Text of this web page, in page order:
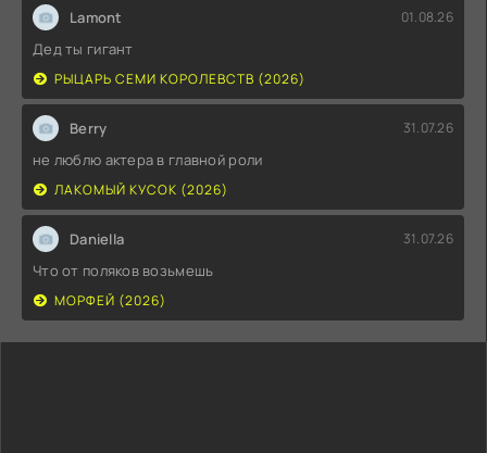
Lamont 01.08.26
Дед ты гигант
РЫЦАРЬ СЕМИ КОРОЛЕВСТВ (2026)
Berry 31.07.26
не люблю актера в главной роли
ЛАКОМЫЙ КУСОК (2026)
Daniella 31.07.26
Что от поляков возьмешь
МОРФЕЙ (2026)